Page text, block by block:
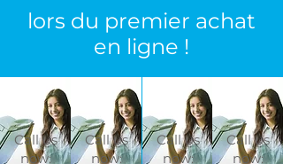
lors du premier achat
en ligne !
Call us
now:
Call us
now:
Call us
now:
Call us
now: